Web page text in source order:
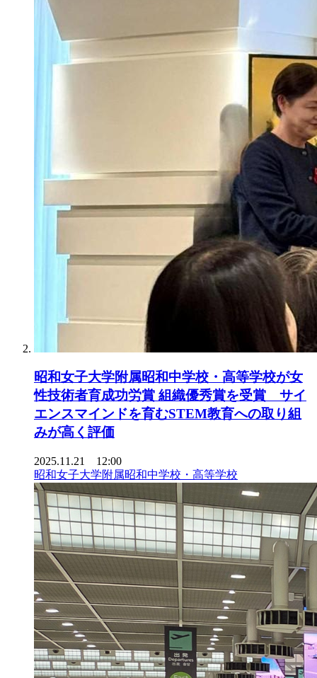
昭和女子大学附属昭和中学校・高等学校が女
性技術者育成功労賞 組織優秀賞を受賞 サイ
エンスマインドを育むSTEM教育への取り組
みが高く評価
2025.11.21 12:00
昭和女子大学附属昭和中学校・高等学校